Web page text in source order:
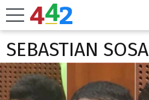
SEBASTIAN SOSA